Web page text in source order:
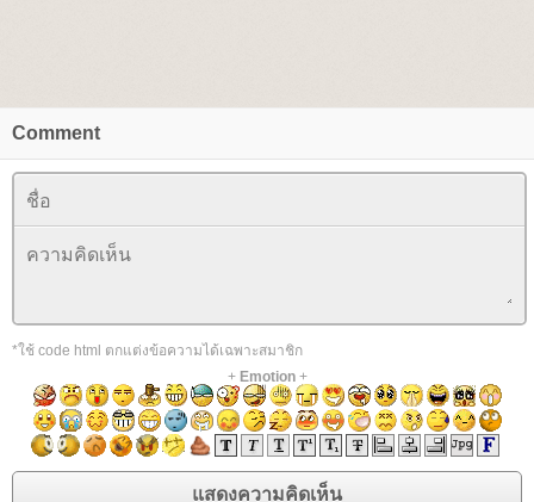
Comment
*ใช้ code html ตกแต่งข้อความได้เฉพาะสมาชิก
+ Emotion+